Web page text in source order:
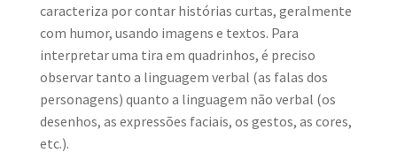
caracteriza por contar histórias curtas, geralmente
com humor, usando imagens e textos. Para
interpretar uma tira em quadrinhos, é preciso
observar tanto a linguagem verbal (as falas dos
personagens) quanto a linguagem não verbal (os
desenhos, as expressões faciais, os gestos, as cores,
etc.).